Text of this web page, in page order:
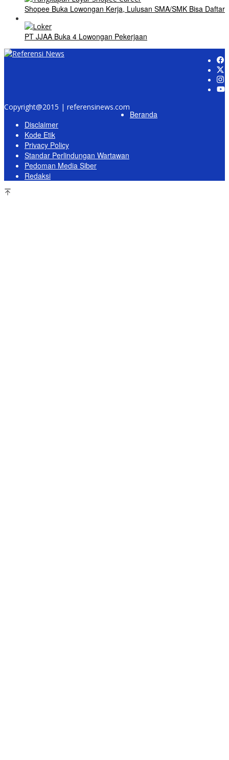
Shopee Buka Lowongan Kerja, Lulusan SMA/SMK Bisa Daftar
PT JJAA Buka 4 Lowongan Pekerjaan
Copyright@2015 | referensinews.com
Beranda
Disclaimer
Kode Etik
Privacy Policy
Standar Perlindungan Wartawan
Pedoman Media Siber
Redaksi